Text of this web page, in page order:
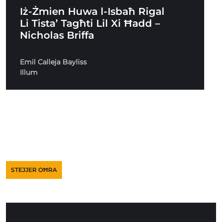
Iż-Żmien Huwa l-Isbaħ Rigal
Li Tista’ Tagħti Lil Xi Ħadd –
Nicholas Briffa
Emil Calleja Bayliss
Illum
STEJJER OĦRA